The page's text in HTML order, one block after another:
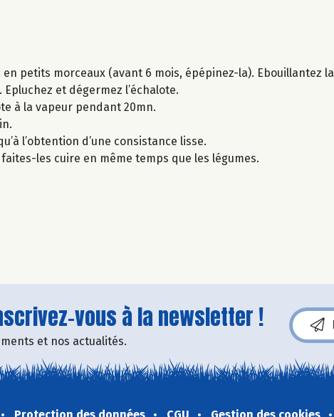
petits morceaux (avant 6 mois, épépinez-la). Ebouillantez la
et dégermez l’échalote.
à la vapeur pendant 20mn.
l’obtention d’une consistance lisse.
les cuire en même temps que les légumes.
vous à la newsletter !
et nos actualités.